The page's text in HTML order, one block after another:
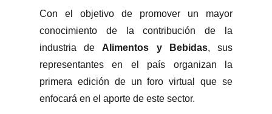
Con el objetivo de promover un mayor
conocimiento de la contribución de la
industria de Alimentos y Bebidas, sus
representantes en el país organizan la
primera edición de un foro virtual que se
enfocará en el aporte de este sector.